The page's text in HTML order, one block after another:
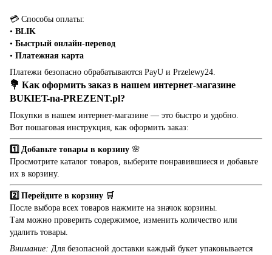
💳 Способы оплаты:
• BLIK
• Быстрый онлайн-перевод
• Платежная карта
Платежи безопасно обрабатываются PayU и Przelewy24.
💐 Как оформить заказ в нашем интернет-магазине
BUKIET-na-PREZENT.pl?
Покупки в нашем интернет-магазине — это быстро и удобно.
Вот пошаговая инструкция, как оформить заказ:
1️⃣ Добавьте товары в корзину 🌸
Просмотрите каталог товаров, выберите понравившиеся и добавьте
их в корзину.
2️⃣ Перейдите в корзину 🛒
После выбора всех товаров нажмите на значок корзины.
Там можно проверить содержимое, изменить количество или
удалить товары.
Внимание: Для безопасной доставки каждый букет упаковывается